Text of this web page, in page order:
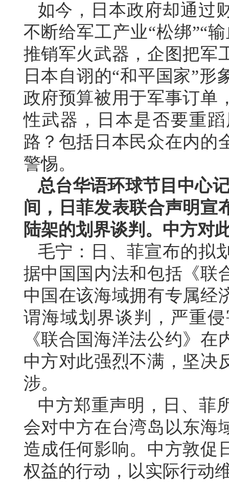
如今，日本政府却通过
不断给军工产业“松绑”“
推销军火武器，企图把军
日本自诩的“和平国家”
政府预算被用于军事订单
性武器，日本是否要重
路？包括日本民众在内的
警惕。
总台华语环球节目中心
间，日菲发表联合声明宣
陆架的划界谈判。中方对
毛宁：日、菲宣布的拟
据中国国内法和包括《联
中国在该海域拥有专属经
谓海域划界谈判，严重
《联合国海洋法公约》
中方对此强烈不满，坚决
涉。
中方郑重声明，日、菲
会对中方在台湾岛以东海
造成任何影响。中方敦促
权益的行动，以实际行动